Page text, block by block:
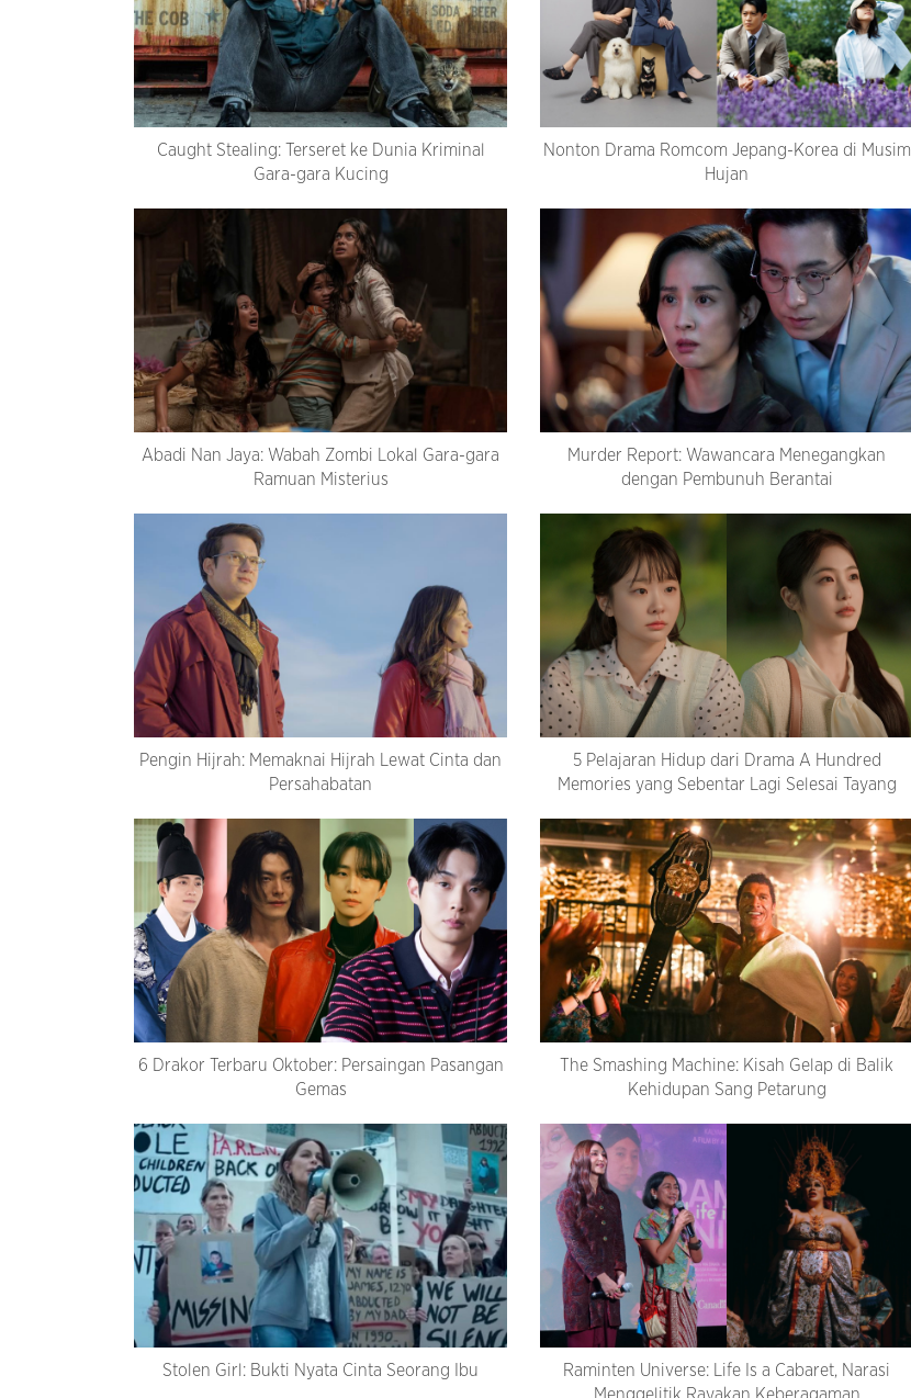
Caught Stealing: Terseret ke Dunia Kriminal
Gara-gara Kucing
Nonton Drama Romcom Jepang-Korea di Musim
Hujan
Abadi Nan Jaya: Wabah Zombi Lokal Gara-gara
Ramuan Misterius
Murder Report: Wawancara Menegangkan
dengan Pembunuh Berantai
Pengin Hijrah: Memaknai Hijrah Lewat Cinta dan
Persahabatan
5 Pelajaran Hidup dari Drama A Hundred
Memories yang Sebentar Lagi Selesai Tayang
6 Drakor Terbaru Oktober: Persaingan Pasangan
Gemas
The Smashing Machine: Kisah Gelap di Balik
Kehidupan Sang Petarung
Stolen Girl: Bukti Nyata Cinta Seorang Ibu
Raminten Universe: Life Is a Cabaret, Narasi
Menggelitik Rayakan Keberagaman